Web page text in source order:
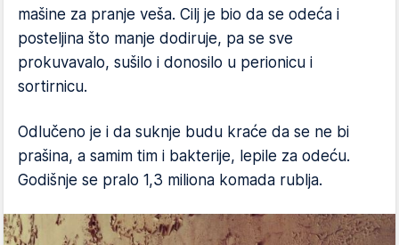
mašine za pranje veša. Cilj je bio da se odeća i
posteljina što manje dodiruje, pa se sve
prokuvavalo, sušilo i donosilo u perionicu i
sortirnicu.
Odlučeno je i da suknje budu kraće da se ne bi
prašina, a samim tim i bakterije, lepile za odeću.
Godišnje se pralo 1,3 miliona komada rublja.